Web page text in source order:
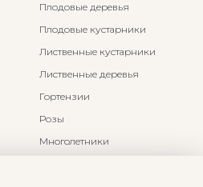
Плодовые деревья
Плодовые кустарники
Лиственные кустарники
Лиственные деревья
Гортензии
Розы
Многолетники